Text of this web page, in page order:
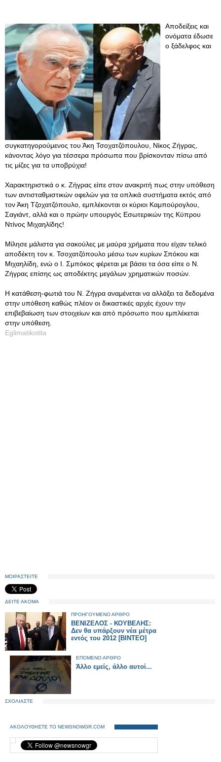
Αποδείξεις και
ονόματα έδωσε
ο ξάδελφος και
συγκατηγορούμενος του Άκη Τσοχατζόπουλου, Νίκος Ζήγρας,
κάνοντας λόγο για τέσσερα πρόσωπα που βρίσκονταν πίσω από
τις μίζες για τα υποβρύχια!
Χαρακτηριστικά ο κ. Ζήγρας είπε στον ανακριτή πως στην υπόθεση
των αντισταθμιστικών οφελών για τα οπλικά συστήματα εκτός από
τον Άκη Τζοχατζόπουλο, εμπλέκονται οι κύριοι Καμπούρογλου,
Σαγιάντ, αλλά και ο πρώην υπουργός Εσωτερικών της Κύπρου
Ντίνος Μιχαηλίδης!
Μίλησε μάλιστα για σακούλες με μαύρα χρήματα που είχαν τελικό
αποδέκτη τον κ. Τσοχατζόπουλο μέσω των κυρίων Σπόκου και
Μιχαηλίδη, ενώ ο Ι. Σμπόκος φέρεται με βάσει τα όσα είπε ο Ν.
Ζήγρας επίσης ως αποδέκτης μεγάλων χρηματικών ποσών.
Η κατάθεση-φωτιά του Ν. Ζήγρα αναμένεται να αλλάξει τα δεδομένα
στην υπόθεση καθώς πλέον οι δικαστικές αρχές έχουν την
επιβεβαίωση των στοιχείων και από πρόσωπο που εμπλέκεται
στην υπόθεση.
Eglimatikotita
ΜΟΙΡΑΣΤΕΙΤΕ
ΔΕΙΤΕ ΑΚΟΜΑ
ΠΡΟΗΓΟΥΜΕΝΟ ΑΡΘΡΟ
ΒΕΝΙΖΕΛΟΣ - ΚΟΥΒΕΛΗΣ:
Δεν θα υπάρξουν νέα μέτρα
εντός του 2012 [ΒΙΝΤΕΟ]
ΕΠΟΜΕΝΟ ΑΡΘΡΟ
Άλλο εμείς, άλλο αυτοί...
ΣΧΟΛΙΑΣΤΕ
ΑΚΟΛΟΥΘΗΣΤΕ ΤΟ NEWSNOWGR.COM